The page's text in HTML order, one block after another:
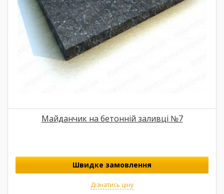
Майданчик на бетонній заливці №7
Швидке замовлення
Дізнатись ціну